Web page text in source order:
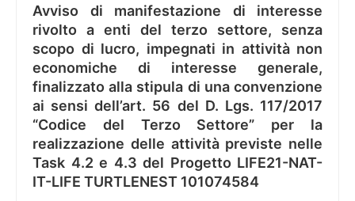
Avviso di manifestazione di interesse
rivolto a enti del terzo settore, senza
scopo di lucro, impegnati in attività non
economiche di interesse generale,
finalizzato alla stipula di una convenzione
ai sensi dell’art. 56 del D. Lgs. 117/2017
“Codice del Terzo Settore” per la
realizzazione delle attività previste nelle
Task 4.2 e 4.3 del Progetto LIFE21-NAT-
IT-LIFE TURTLENEST 101074584